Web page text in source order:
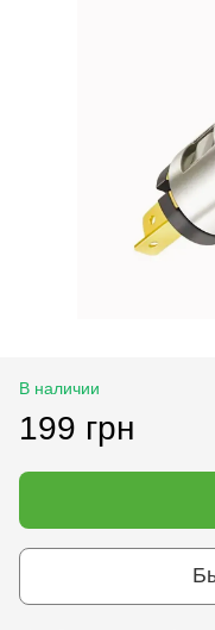
В наличии
199 грн